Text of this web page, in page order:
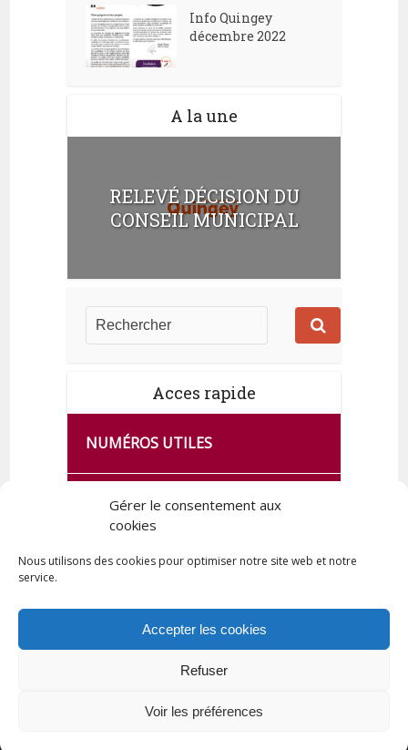
Gérer le consentement aux
cookies
Nous utilisons des cookies pour optimiser notre site web et notre
service.
Accepter les cookies
Refuser
Voir les préférences
Info Quingey
décembre 2022
A la une
RELEVÉ DÉCISION DU
CONSEIL MUNICIPAL
Acces rapide
NUMÉROS UTILES
CA SE PASSE À FRANCE SERVICES
DE QUINGEY
Tous droits réservés © 2023 Commune de Quingey / Création -